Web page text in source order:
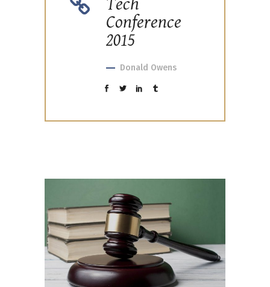
Tech
Conference
2015
Donald Owens